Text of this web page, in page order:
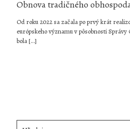
Obnova tradičného
Od roku 2022 sa začala po prvý krát
európskeho významu v pôsobnosti
bola […]